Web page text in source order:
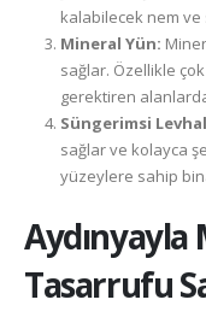
kalabilecek nem ve
Mineral Yün:
sağlar. Özellikle
gerektiren
Süngerimsi
sağlar ve kolayca
yüzeylere sahip
Aydınyayla
Tasarrufu